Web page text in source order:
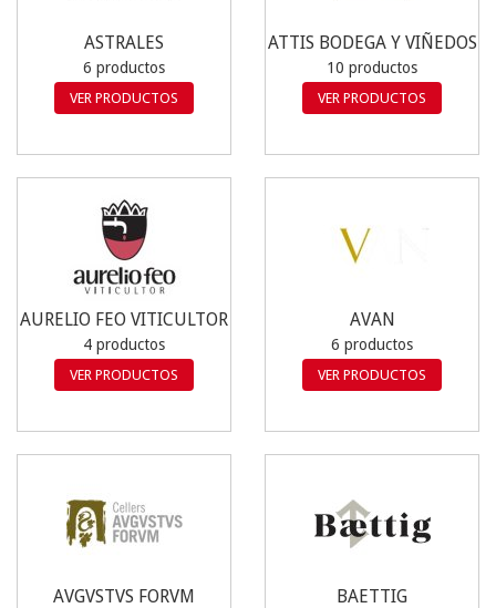
ASTRALES
6 productos
VER PRODUCTOS
ATTIS BODEGA Y VIÑEDOS
10 productos
VER PRODUCTOS
AURELIO FEO VITICULTOR
4 productos
VER PRODUCTOS
AVAN
6 productos
VER PRODUCTOS
AVGVSTVS FORVM BAETTIG